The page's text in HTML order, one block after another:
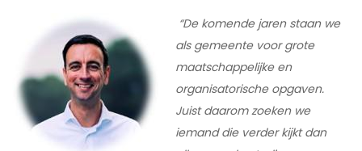
“De komende jaren staan we
als gemeente voor grote
maatschappelijke en
organisatorische opgaven.
Juist daarom zoeken we
iemand die verder kijkt dan